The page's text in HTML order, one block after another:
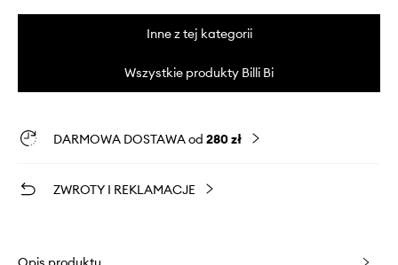
Inne z tej kategorii
Wszystkie produkty Billi Bi
DARMOWA DOSTAWA od 280 zł
ZWROTY I REKLAMACJE